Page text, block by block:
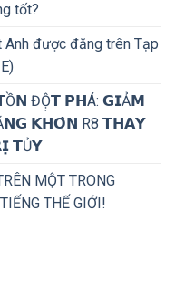
tốt?
Anh được đăng trên Tạp
ĐỘ̣𝗧 𝗣𝗛Á: 𝗚𝗜Ả𝗠
𝗞𝗛𝗢̂𝗡 R8 𝗧𝗛𝗔𝗬
𝗧Ủ𝗬
MỘT TRONG
THẾ GIỚI!